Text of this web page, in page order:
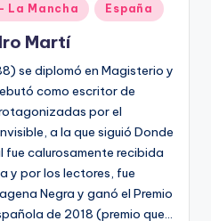
La Mancha España
Martí
se diplomó en Magisterio y
como escritor de
por el
a la que siguió Donde
fue calurosamente recibida
y por los lectores, fue
Negra y ganó el Premio
de 2018 (premio que…